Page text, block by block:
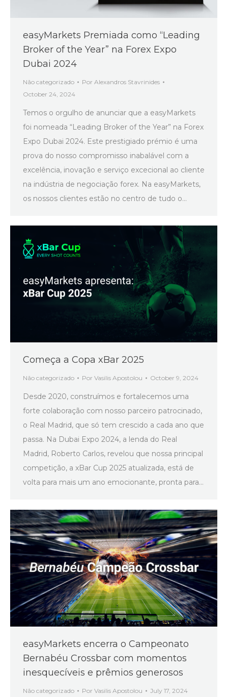
easyMarkets Premiada como “Leading
Broker of the Year” na Forex Expo
Dubai 2024
Não categorizado Por Alexandros Stavrinides
October 24, 2024
Temos o orgulho de anunciar que a easyMarkets
foi nomeada “Leading Broker of the Year” na Forex
Expo Dubai 2024. Este prestigiado prémio é uma
prova do nosso compromisso inabalável com a
excelência, inovação e serviço excecional ao cliente
na indústria de negociação forex. Na easyMarkets,
os nossos clientes estão no centro de tudo o…
Começa a Copa xBar 2025
Não categorizado Por Vasilis Apostolou October 9, 2024
Desde 2020, construímos e fortalecemos uma
forte colaboração com nosso parceiro patrocinado,
o Real Madrid, que só tem crescido a cada ano que
passa. Na Dubai Expo 2024, a lenda do Real
Madrid, Roberto Carlos, revelou que nossa principal
competição, a xBar Cup 2025 atualizada, está de
volta para mais um ano emocionante, pronta para…
easyMarkets encerra o Campeonato
Bernabéu Crossbar com momentos
inesquecíveis e prêmios generosos
Não categorizado Por Vasilis Apostolou July 17, 2024